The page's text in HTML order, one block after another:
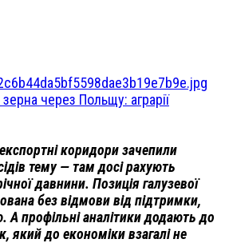
через Польщу: аграрії
коридори зачепили
тему — там досі рахують
давнини. Позиція галузевої
без відмови від підтримки,
А профільні аналітики додають до
який до економіки взагалі не